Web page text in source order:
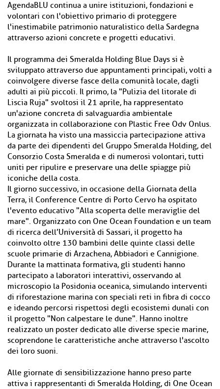
AgendaBLU continua a unire istituzioni, fondazioni e
volontari con l'obiettivo primario di proteggere
l'inestimabile patrimonio naturalistico della Sardegna
attraverso azioni concrete e progetti educativi.
Il programma dei Smeralda Holding Blue Days si è
sviluppato attraverso due appuntamenti principali, volti a
coinvolgere diverse fasce della comunità locale, dagli
adulti ai più piccoli. Il primo, la "Pulizia del litorale di
Liscia Ruja" svoltosi il 21 aprile, ha rappresentato
un'azione concreta di salvaguardia ambientale
organizzata in collaborazione con Plastic Free Odv Onlus.
La giornata ha visto una massiccia partecipazione attiva
da parte dei dipendenti del Gruppo Smeralda Holding, del
Consorzio Costa Smeralda e di numerosi volontari, tutti
uniti per ripulire e preservare una delle spiagge più
iconiche della costa.
Il giorno successivo, in occasione della Giornata della
Terra, il Conference Centre di Porto Cervo ha ospitato
l'evento educativo "Alla scoperta delle meraviglie del
mare". Organizzato con One Ocean Foundation e un team
di ricerca dell’Università di Sassari, il progetto ha
coinvolto oltre 130 bambini delle quinte classi delle
scuole primarie di Arzachena, Abbiadori e Cannigione.
Durante la mattinata formativa, gli studenti hanno
partecipato a laboratori interattivi, osservando al
microscopio la Posidonia oceanica, simulando interventi
di riforestazione marina con speciali reti in fibra di cocco
e ideando percorsi rispettosi degli ecosistemi dunali con
il progetto "Non calpestare le dune". Hanno inoltre
realizzato un poster dedicato alle diverse specie marine,
scoprendone le caratteristiche anche attraverso l'ascolto
dei loro suoni.
Alle giornate di sensibilizzazione hanno preso parte
attiva i rappresentanti di Smeralda Holding, di One Ocean